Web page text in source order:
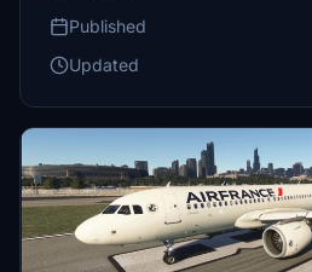
Published
Updated